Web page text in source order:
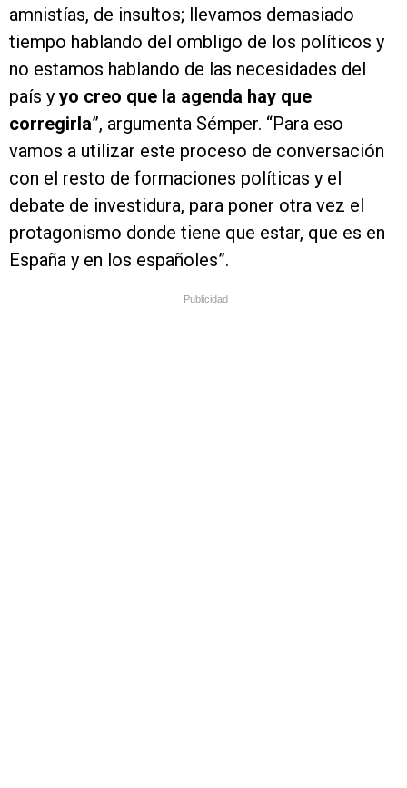
amnistías, de insultos; llevamos demasiado
tiempo hablando del ombligo de los políticos y
no estamos hablando de las necesidades del
país y yo creo que la agenda hay que
corregirla”, argumenta Sémper. “Para eso
vamos a utilizar este proceso de conversación
con el resto de formaciones políticas y el
debate de investidura, para poner otra vez el
protagonismo donde tiene que estar, que es en
España y en los españoles”.
Publicidad